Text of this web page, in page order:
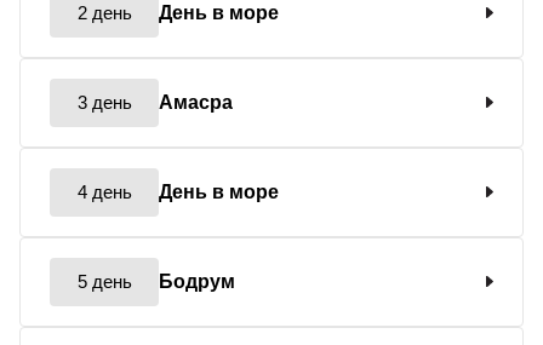
2 день День в море
3 день Амасра
4 день День в море
5 день Бодрум